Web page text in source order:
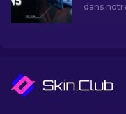
dans